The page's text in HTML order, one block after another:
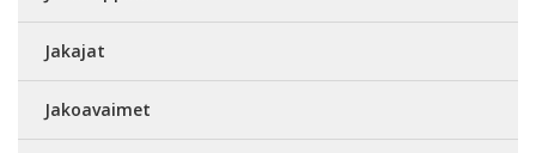
Jakajat
Jakoavaimet